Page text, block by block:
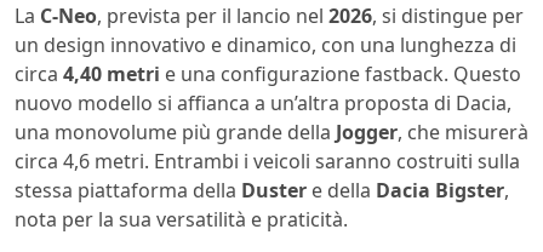
La C-Neo, prevista per il lancio nel 2026, si distingue per
un design innovativo e dinamico, con una lunghezza di
circa 4,40 metri e una configurazione fastback. Questo
nuovo modello si affianca a un’altra proposta di Dacia,
una monovolume più grande della Jogger, che misurerà
circa 4,6 metri. Entrambi i veicoli saranno costruiti sulla
stessa piattaforma della Duster e della Dacia Bigster,
nota per la sua versatilità e praticità.